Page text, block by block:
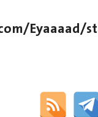
Eyaaaad/